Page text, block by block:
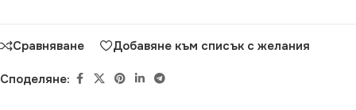
Сравняване Добавяне към списък с желания
Споделяне: